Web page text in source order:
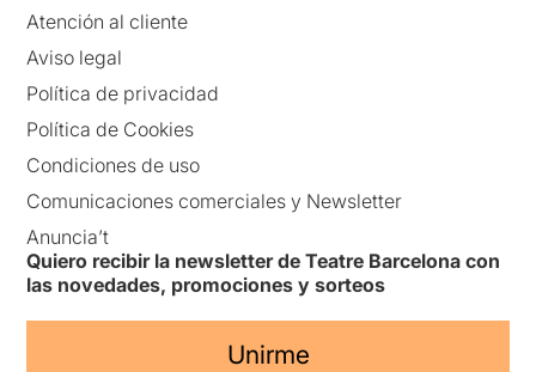
Atención al cliente
Aviso legal
Política de privacidad
Política de Cookies
Condiciones de uso
Comunicaciones comerciales y Newsletter
Anuncia’t
Quiero recibir la newsletter de Teatre Barcelona con
las novedades, promociones y sorteos
Unirme